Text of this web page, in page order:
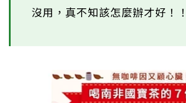
沒用，真不知該怎麼辦才好！